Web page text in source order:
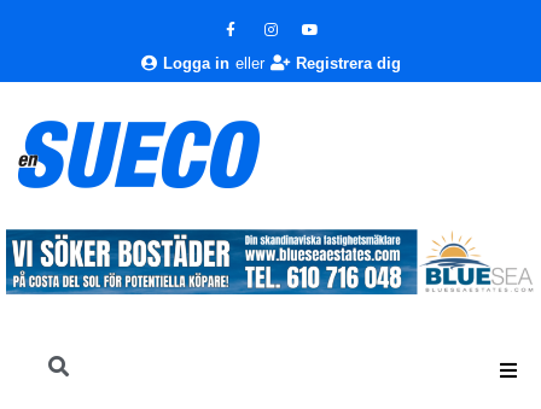
Logga in eller Registrera dig